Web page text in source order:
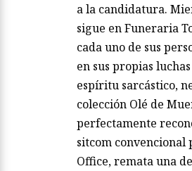
a la candidatura.
sigue en Funeraria
cada uno de sus
en sus propias
espíritu sarcástico,
colección Olé de
perfectamente
sitcom convencional
Office, remata una